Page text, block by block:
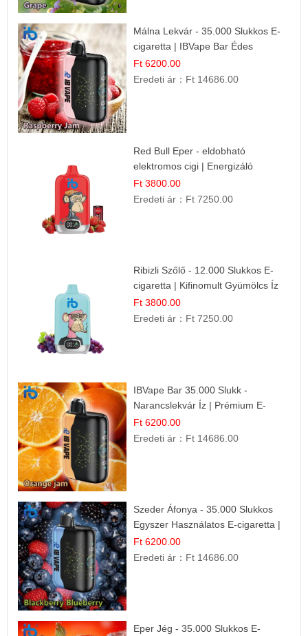
Málna Lekvár - 35.000 Slukkos E-
cigaretta | IBVape Bar Édes
Gyümölcs Íz
Ft 6200.00
Eredeti ár： Ft 14686.00
Red Bull Eper - eldobható
elektromos cigi | Energizáló
Gyümölcs Íz
Ft 3800.00
Eredeti ár： Ft 7250.00
Ribizli Szőlő - 12.000 Slukkos E-
cigaretta | Kifinomult Gyümölcs Íz
Ft 3800.00
Eredeti ár： Ft 7250.00
IBVape Bar 35.000 Slukk -
Narancslekvár Íz | Prémium E-
cigaretta
Ft 6200.00
Eredeti ár： Ft 14686.00
Szeder Áfonya - 35.000 Slukkos
Egyszer Használatos E-cigaretta |
Prémium Ízélmény
Ft 6200.00
Eredeti ár： Ft 14686.00
Eper Jég - 35.000 Slukkos E-